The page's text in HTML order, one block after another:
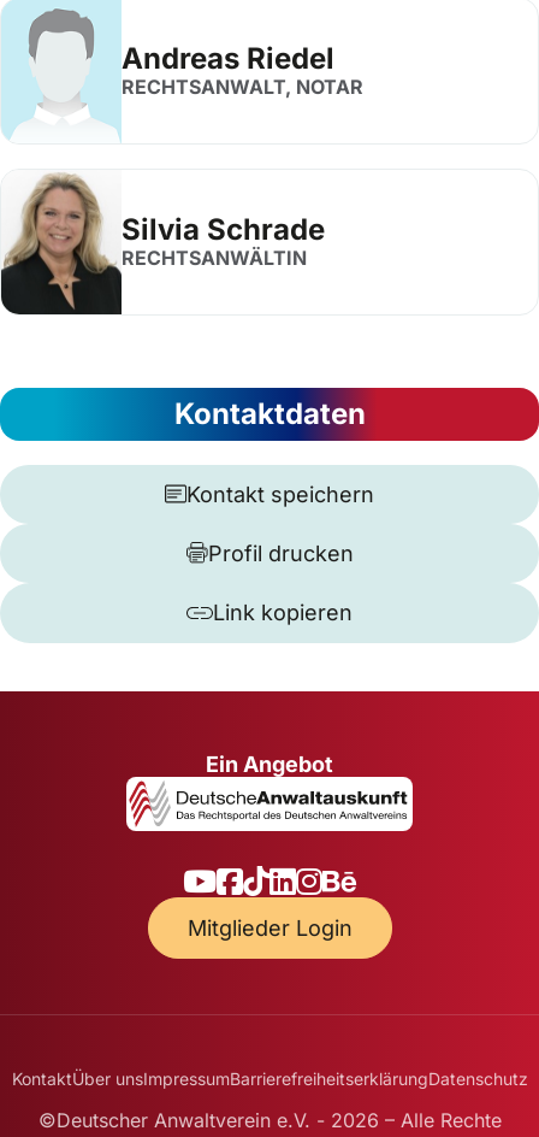
Andreas Riedel
RECHTSANWALT, NOTAR
Silvia Schrade
RECHTSANWÄLTIN
Kontaktdaten
Kontakt speichern
Profil drucken
Link kopieren
Ein Angebot
Mitglieder Login
KontaktÜber unsImpressumBarrierefreiheitserklärungDatenschutz
©Deutscher Anwaltverein e.V. - 2026 – Alle Rechte